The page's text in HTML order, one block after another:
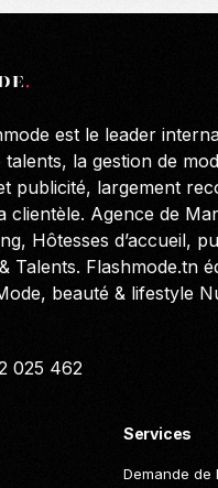
est le leader
la gestion de
publicité, largement
clientèle. Agence de
Hôtesses d’accueil,
Talents. Flashmode.tn
beauté & lifestyle
025 462
Services
Demande de